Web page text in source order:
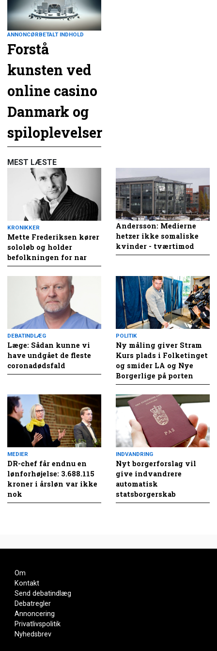
ANNONCØRBETALT INDHOLD
Forstå
kunsten ved
online casino
Danmark og
spiloplevelser
MEST LÆSTE
KRONIKKER
Mette Frederiksen kører
sololøb og holder
befolkningen for nar
Andersson: Medierne
hetzer ikke somaliske
kvinder - tværtimod
DEBATINDLÆG
Læge: Sådan kunne vi
have undgået de fleste
coronadødsfald
POLITIK
Ny måling giver Stram
Kurs plads i Folketinget
og smider LA og Nye
Borgerlige på porten
MEDIER
DR-chef får endnu en
lønforhøjelse: 3.688.115
kroner i årsløn var ikke
nok
INDVANDRING
Nyt borgerforslag vil
give indvandrere
automatisk
statsborgerskab
Om
Kontakt
Send debatindlæg
Debatregler
Annoncering
Privatlivspolitik
Nyhedsbrev